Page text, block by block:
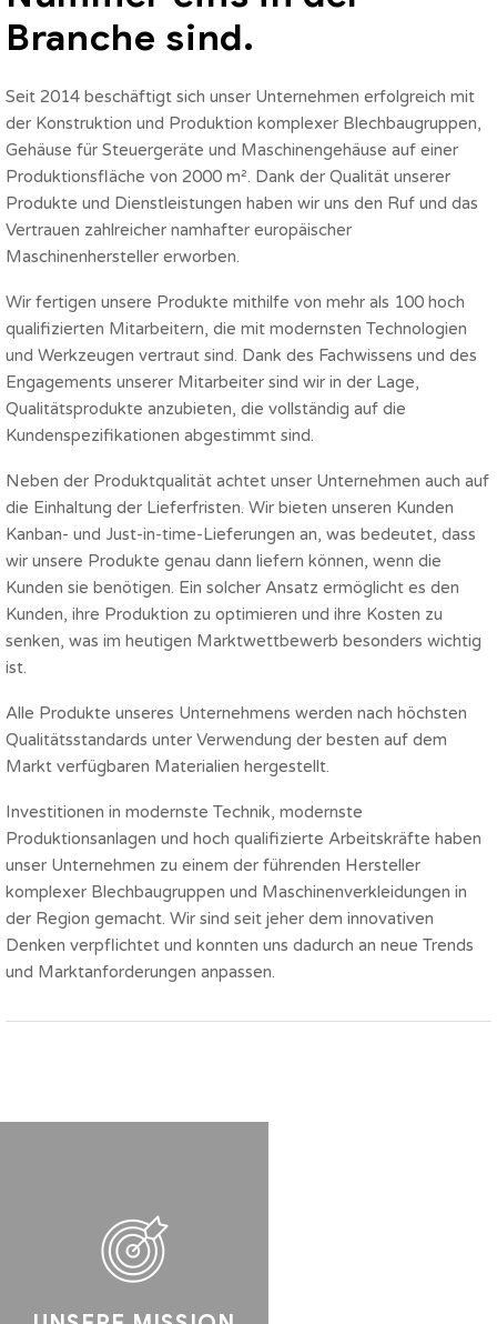
Branche sind.
Seit 2014 beschäftigt sich unser Unternehmen erfolgreich mit
der Konstruktion und Produktion komplexer Blechbaugruppen,
Gehäuse für Steuergeräte und Maschinengehäuse auf einer
Produktionsfläche von 2000 m². Dank der Qualität unserer
Produkte und Dienstleistungen haben wir uns den Ruf und das
Vertrauen zahlreicher namhafter europäischer
Maschinenhersteller erworben.
Wir fertigen unsere Produkte mithilfe von mehr als 100 hoch
qualifizierten Mitarbeitern, die mit modernsten Technologien
und Werkzeugen vertraut sind. Dank des Fachwissens und des
Engagements unserer Mitarbeiter sind wir in der Lage,
Qualitätsprodukte anzubieten, die vollständig auf die
Kundenspezifikationen abgestimmt sind.
Neben der Produktqualität achtet unser Unternehmen auch auf
die Einhaltung der Lieferfristen. Wir bieten unseren Kunden
Kanban- und Just-in-time-Lieferungen an, was bedeutet, dass
wir unsere Produkte genau dann liefern können, wenn die
Kunden sie benötigen. Ein solcher Ansatz ermöglicht es den
Kunden, ihre Produktion zu optimieren und ihre Kosten zu
senken, was im heutigen Marktwettbewerb besonders wichtig
ist.
Alle Produkte unseres Unternehmens werden nach höchsten
Qualitätsstandards unter Verwendung der besten auf dem
Markt verfügbaren Materialien hergestellt.
Investitionen in modernste Technik, modernste
Produktionsanlagen und hoch qualifizierte Arbeitskräfte haben
unser Unternehmen zu einem der führenden Hersteller
komplexer Blechbaugruppen und Maschinenverkleidungen in
der Region gemacht. Wir sind seit jeher dem innovativen
Denken verpflichtet und konnten uns dadurch an neue Trends
und Marktanforderungen anpassen.